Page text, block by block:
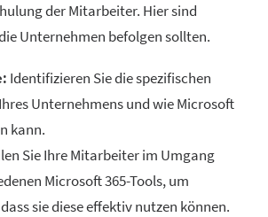
der Mitarbeiter. Hier sind
Unternehmen befolgen sollten.
Identifizieren Sie die spezifischen
Unternehmens und wie Microsoft
kann.
Sie Ihre Mitarbeiter im Umgang
Microsoft 365-Tools, um
sie diese effektiv nutzen können.